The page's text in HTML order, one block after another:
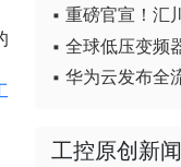
工控原创新闻